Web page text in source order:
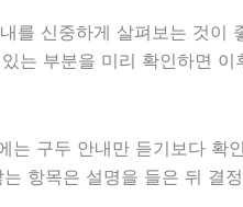
를 신중하게 살펴보는 것
는 부분을 미리 확인하면
구두 안내만 듣기보다
항목은 설명을 들은 뒤